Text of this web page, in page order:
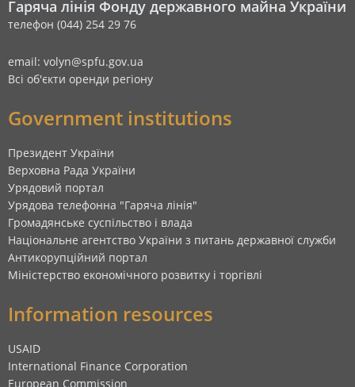
Гаряча лінія Фонду державного майна України
телефон (044) 254 29 76
email: volyn@spfu.gov.ua
Всі об'єкти оренди регіону
Government institutions
Президент України
Верховна Рада України
Урядовий портал
Урядова телефонна "Гаряча лінія"
Громадянське суспільство і влада
Національне агентство України з питань державної служби
Антикорупційний портал
Міністерство економічного розвитку і торгівлі
Information resources
USAID
International Finance Corporation
European Commission